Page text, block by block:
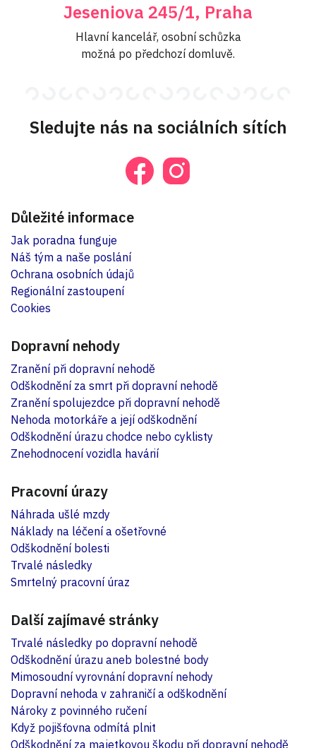
Jeseniova 245/1, Praha
Hlavní kancelář, osobní schůzka
možná po předchozí domluvě.
Sledujte nás na sociálních sítích
Důležité informace
Jak poradna funguje
Náš tým a naše poslání
Ochrana osobních údajů
Regionální zastoupení
Cookies
Dopravní nehody
Zranění při dopravní nehodě
Odškodnění za smrt při dopravní nehodě
Zranění spolujezdce při dopravní nehodě
Nehoda motorkáře a její odškodnění
Odškodnění úrazu chodce nebo cyklisty
Znehodnocení vozidla havárií
Pracovní úrazy
Náhrada ušlé mzdy
Náklady na léčení a ošetřovné
Odškodnění bolesti
Trvalé následky
Smrtelný pracovní úraz
Další zajímavé stránky
Trvalé následky po dopravní nehodě
Odškodnění úrazu aneb bolestné body
Mimosoudní vyrovnání dopravní nehody
Dopravní nehoda v zahraničí a odškodnění
Nároky z povinného ručení
Když pojišťovna odmítá plnit
Odškodnění za majetkovou škodu při dopravní nehodě